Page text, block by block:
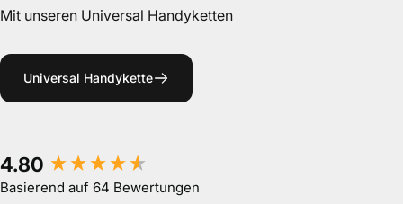
Mit unseren Universal Handyketten
Universal Handykette
4.80
Basierend auf 64 Bewertungen
New content loaded